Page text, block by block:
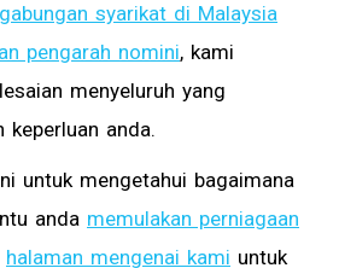
syarikat di Malaysia
pengarah nomini, kami
menyeluruh yang
keperluan anda.
untuk mengetahui bagaimana
anda memulakan perniagaan
halaman mengenai kami untuk